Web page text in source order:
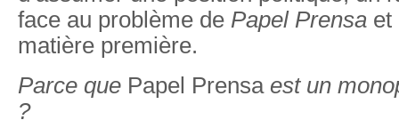
face au problème de Papel Prensa et
matière première.
Parce que Papel Prensaest un
?